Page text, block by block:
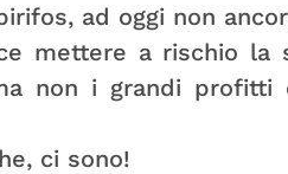
ad oggi non
mettere a rischio
non i grandi profitti
ci sono!